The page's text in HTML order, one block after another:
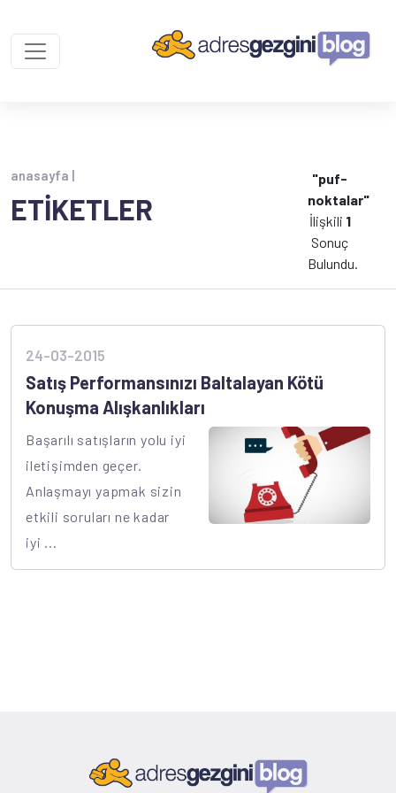
anasayfa |
ETİKETLER
"puf-
noktalar"
İlişkili 1
Sonuç
Bulundu.
24-03-2015
Satış Performansınızı Baltalayan Kötü
Konuşma Alışkanlıkları
Başarılı satışların yolu iyi
iletişimden geçer.
Anlaşmayı yapmak sizin
etkili soruları ne kadar
iyi ...